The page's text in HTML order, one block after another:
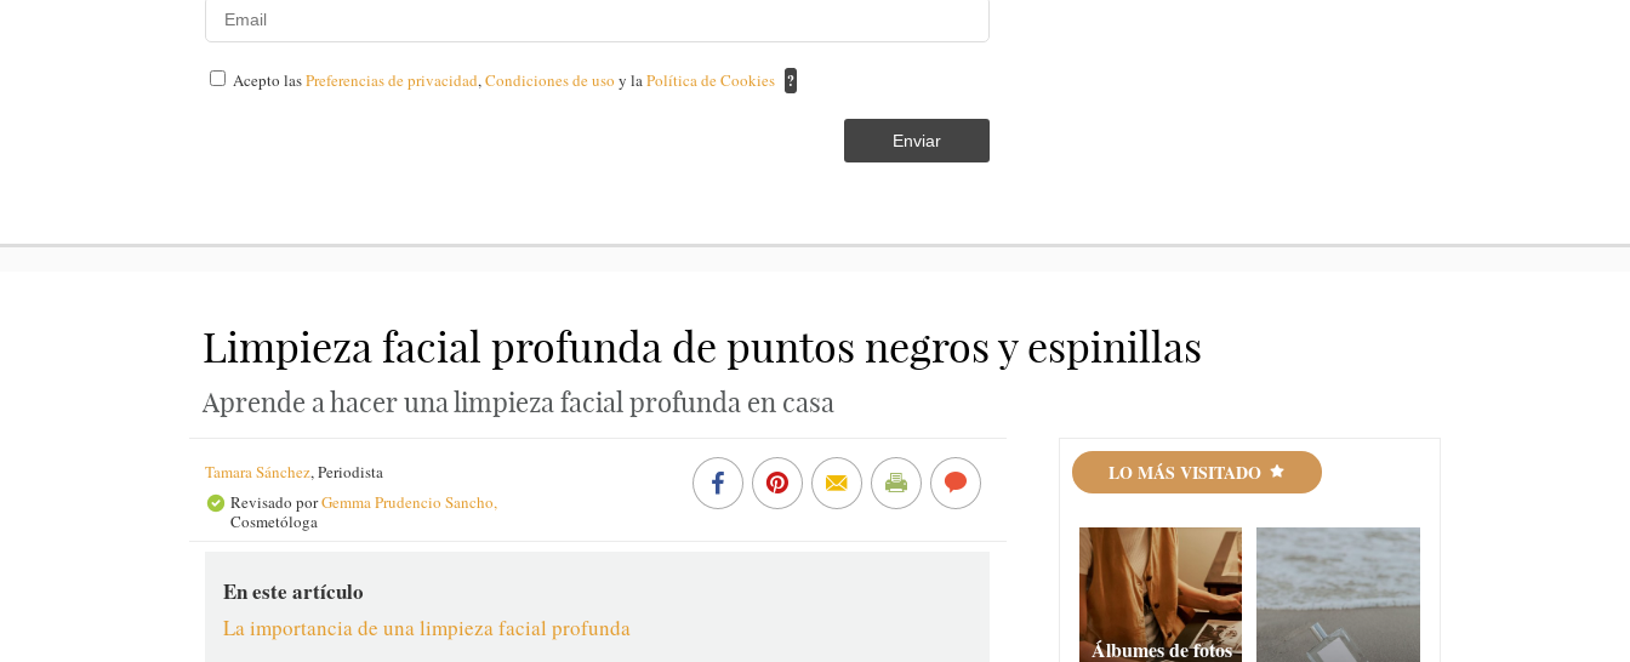
Acepto lasPreferencias de privacidad,Condiciones de usoy laPolítica de Cookies ?
Enviar
Limpieza facial profunda de puntos negros y espinillas
Aprende a hacer una limpieza facial profunda en casa
Tamara Sánchez,Periodista
Revisado porGemma Prudencio Sancho,
Cosmetóloga
En este artículo
La importancia de una limpieza facial profunda
LO MÁS VISITADO
Álbumes de fotos